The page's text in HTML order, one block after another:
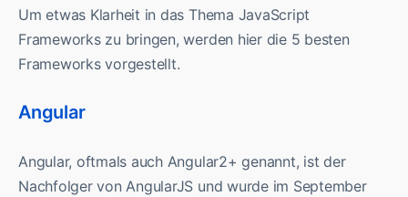
Um etwas Klarheit in das Thema JavaScript
Frameworks zu bringen, werden hier die 5 besten
Frameworks vorgestellt.
Angular
Angular, oftmals auch Angular2+ genannt, ist der
Nachfolger von AngularJS und wurde im September